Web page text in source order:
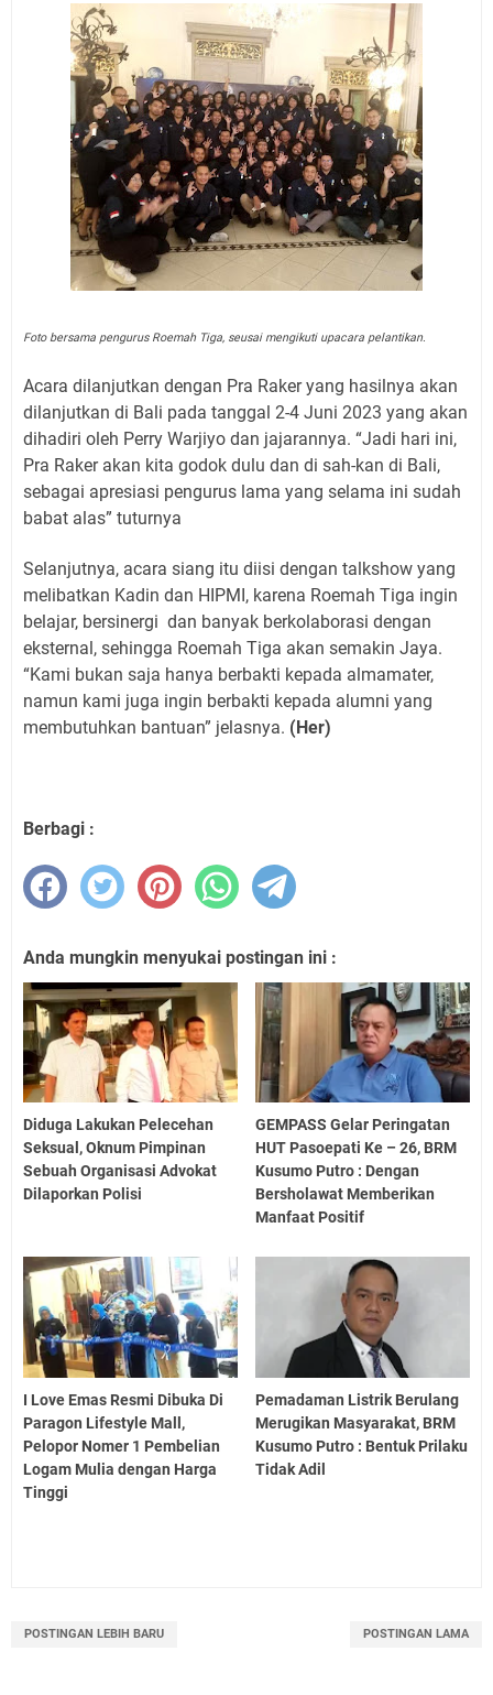
Foto bersama pengurus Roemah Tiga, seusai mengikuti upacara pelantikan.
Acara dilanjutkan dengan Pra Raker yang hasilnya akan
dilanjutkan di Bali pada tanggal 2-4 Juni 2023 yang akan
dihadiri oleh Perry Warjiyo dan jajarannya. “Jadi hari ini,
Pra Raker akan kita godok dulu dan di sah-kan di Bali,
sebagai apresiasi pengurus lama yang selama ini sudah
babat alas” tuturnya
Selanjutnya, acara siang itu diisi dengan talkshow yang
melibatkan Kadin dan HIPMI, karena Roemah Tiga ingin
belajar, bersinergi dan banyak berkolaborasi dengan
eksternal, sehingga Roemah Tiga akan semakin Jaya.
“Kami bukan saja hanya berbakti kepada almamater,
namun kami juga ingin berbakti kepada alumni yang
membutuhkan bantuan” jelasnya. (Her)
Berbagi :
Anda mungkin menyukai postingan ini :
Diduga Lakukan Pelecehan
Seksual, Oknum Pimpinan
Sebuah Organisasi Advokat
Dilaporkan Polisi
GEMPASS Gelar Peringatan
HUT Pasoepati Ke – 26, BRM
Kusumo Putro : Dengan
Bersholawat Memberikan
Manfaat Positif
I Love Emas Resmi Dibuka Di
Paragon Lifestyle Mall,
Pelopor Nomer 1 Pembelian
Logam Mulia dengan Harga
Tinggi
Pemadaman Listrik Berulang
Merugikan Masyarakat, BRM
Kusumo Putro : Bentuk Prilaku
Tidak Adil
POSTINGAN LEBIH BARU POSTINGAN LAMA